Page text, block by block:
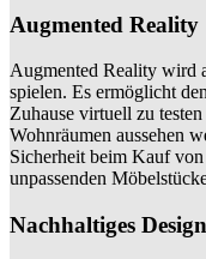
Augmented Reality
Augmented Reality wird
spielen. Es ermöglicht
Zuhause virtuell zu
Wohnräumen aussehen
Sicherheit beim Kauf
unpassenden
Nachhaltiges Design